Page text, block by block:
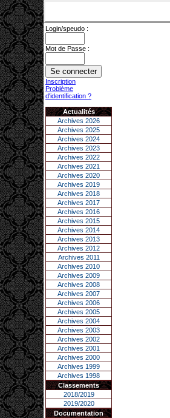
Login/speudo :
Mot de Passe :
Inscription
Problème
d'identification ?
Actualités
Archives 2026
Archives 2025
Archives 2024
Archives 2023
Archives 2022
Archives 2021
Archives 2020
Archives 2019
Archives 2018
Archives 2017
Archives 2016
Archives 2015
Archives 2014
Archives 2013
Archives 2012
Archives 2011
Archives 2010
Archives 2009
Archives 2008
Archives 2007
Archives 2006
Archives 2005
Archives 2004
Archives 2003
Archives 2002
Archives 2001
Archives 2000
Archives 1999
Archives 1998
Classements
2018/2019
2019/2020
Documentation